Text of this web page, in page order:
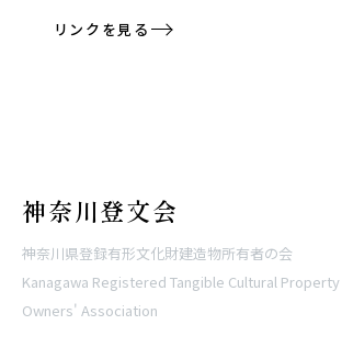
リンクを見る
神奈川登文会
神奈川県登録有形文化財建造物所有者の会
Kanagawa Registered Tangible Cultural Property
Owners' Association